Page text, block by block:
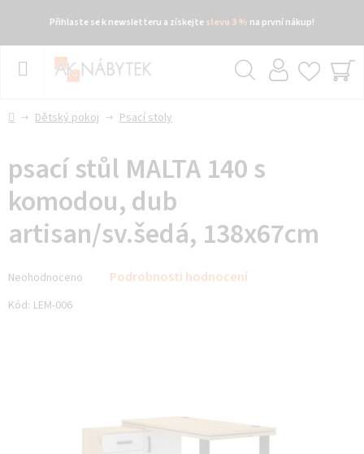
Přihlaste se k newsletteru a získejteslevu 3 % na první nákup!
Přejít
DomůDětský pokoj Psací stoly
psací stůl MALTA 140 s
komodou, dub
artisan/sv.šedá, 138x67cm
hodnocení
produktu
Neohodnoceno Podrobnosti hodnocení
Kód: LEM-006